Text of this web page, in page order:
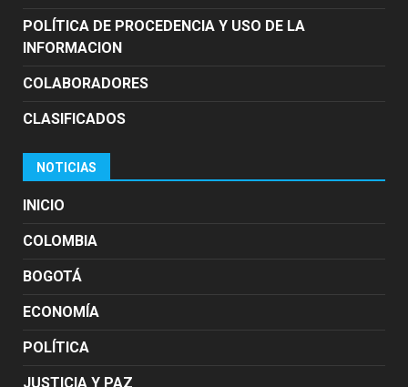
POLÍTICA DE PROCEDENCIA Y USO DE LA
INFORMACION
COLABORADORES
CLASIFICADOS
NOTICIAS
INICIO
COLOMBIA
BOGOTÁ
ECONOMÍA
POLÍTICA
JUSTICIA Y PAZ